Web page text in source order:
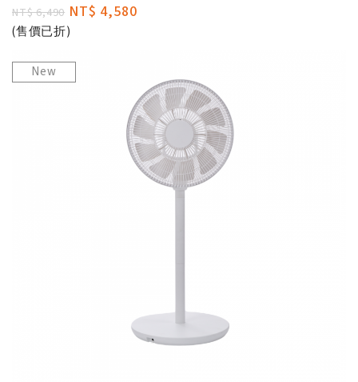
NT$ 6,490 NT$ 4,580
(售價已折)
New